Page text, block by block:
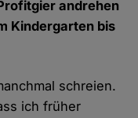
andrehen
Kindergarten bis
schreien.
ich früher